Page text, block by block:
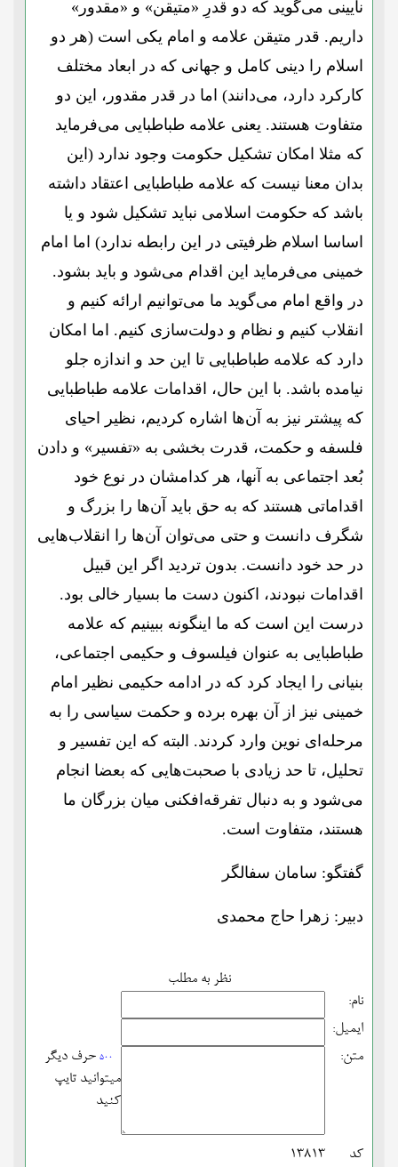
نایینی می‌گوید که دو قدرِ «متیقن» و «مقدور»
داریم. قدر متیقن علامه و امام یکی است (هر دو
اسلام را دینی کامل و جهانی که در ابعاد مختلف
کارکرد دارد، می‌دانند) اما در قدر مقدور، این دو
متفاوت هستند. یعنی علامه طباطبایی می‌فرماید
که مثلا امکان تشکیل حکومت وجود ندارد (این
بدان معنا نیست که علامه طباطبایی اعتقاد داشته
باشد که حکومت اسلامی نباید تشکیل شود و یا
اساسا اسلام ظرفیتی در این رابطه ندارد) اما امام
خمینی می‌فرماید این اقدام می‌شود و باید بشود.
در واقع امام می‌گوید ما می‌توانیم ارائه کنیم و
انقلاب کنیم و نظام و دولت‌سازی کنیم. اما امکان
دارد که علامه طباطبایی تا این حد و اندازه جلو
نیامده باشد. با این حال، اقدامات علامه طباطبایی
که پیشتر نیز به آن‌ها اشاره کردیم، نظیر احیای
فلسفه و حکمت، قدرت بخشی به «تفسیر» و دادن
بُعد اجتماعی به آنها، هر کدامشان در نوع خود
اقداماتی هستند که به حق باید آن‌ها را بزرگ و
شگرف دانست و حتی می‌توان آن‌ها را انقلاب‌هایی
در حد خود دانست. بدون تردید اگر این قبیل
اقدامات نبودند، اکنون دست ما بسیار خالی بود.
درست این است که ما اینگونه ببینیم که علامه
طباطبایی به عنوان فیلسوف و حکیمی اجتماعی،
بنیانی را ایجاد کرد که در ادامه حکیمی نظیر امام
خمینی نیز از آن بهره برده و حکمت سیاسی را به
مرحله‌ای نوین وارد کردند. البته که این تفسیر و
تحلیل، تا حد زیادی با صحبت‌هایی که بعضا انجام
می‌شود و به دنبال تفرقه‌افکنی میان بزرگان ما
هستند، متفاوت است.
گفتگو: سامان سفالگر
دبیر: زهرا حاج محمدی
نظر به مطلب
نام:
ایمیل:
متن:
500 حرف دیگر
میتوانید تایپ
کنید
کد
13813